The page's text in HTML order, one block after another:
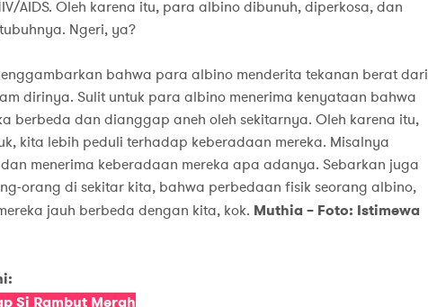
AIDS. Oleh karena itu, para albino dibunuh, diperkosa, dan
Ngeri, ya?
bahwa para albino menderita tekanan berat dari
dirinya. Sulit untuk para albino menerima kenyataan bahwa
berbeda dan dianggap aneh oleh sekitarnya. Oleh karena itu,
kita lebih peduli terhadap keberadaan mereka. Misalnya
menerima keberadaan mereka apa adanya. Sebarkan juga
orang di sekitar kita, bahwa perbedaan fisik seorang albino,
jauh berbeda dengan kita, kok. Muthia – Foto: Istimewa
Si Rambut Merah